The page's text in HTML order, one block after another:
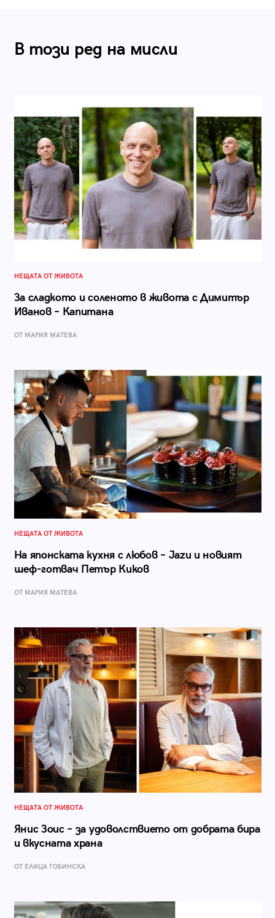
В този ред на мисли
НЕЩАТА ОТ ЖИВОТА
За сладкото и соленото в живота с Димитър
Иванов – Капитана
ОТ МАРИЯ МАТЕВА
НЕЩАТА ОТ ЖИВОТА
На японската кухня с любов – Jazu и новият
шеф-готвач Петър Киков
ОТ МАРИЯ МАТЕВА
НЕЩАТА ОТ ЖИВОТА
Янис Зоис – за удоволствието от добрата бира
и вкусната храна
ОТ ЕЛИЦА ГОБИНСКА